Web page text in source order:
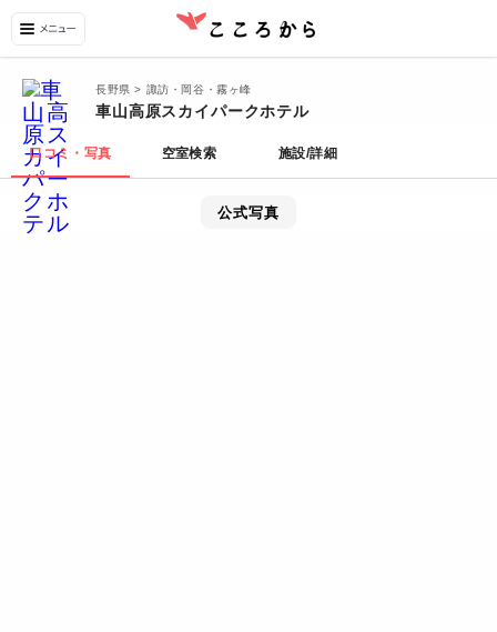
長野県 > 諏訪・岡谷・霧ヶ峰
車山高原スカイパークホテル
口コミ・写真 空室検索 施設/詳細
公式写真